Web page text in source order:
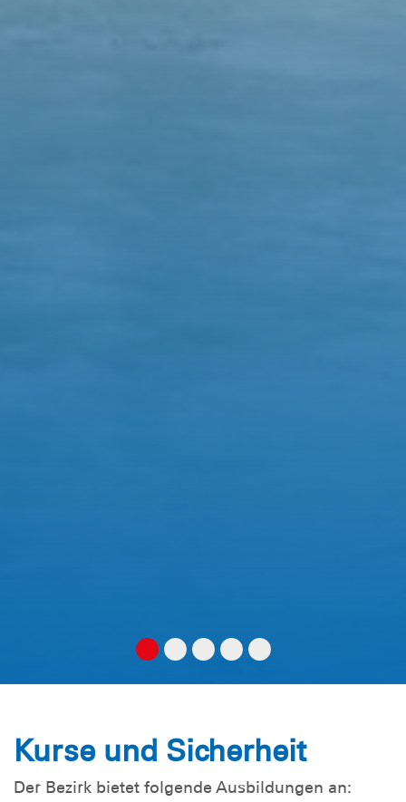
Kurse und Sicherheit
Der Bezirk bietet folgende Ausbildungen an: